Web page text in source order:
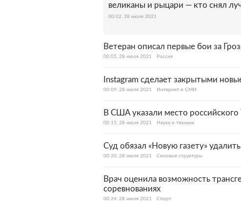
великаны и рыцари — кто снял
00:02, 28 июля 2021
Ветеран описал первые бои за
00:05, 28 июля 2021 Россия
Instagram сделает закрытыми
00:09, 28 июля 2021 Интернет и СМИ
В США указали место
00:15, 28 июля 2021 Наука и техника
Суд обязал «Новую газету»
00:20, 28 июля 2021 Силовые структуры
Врач оценила возможность
соревнованиях
00:24, 28 июля 2021 Спорт